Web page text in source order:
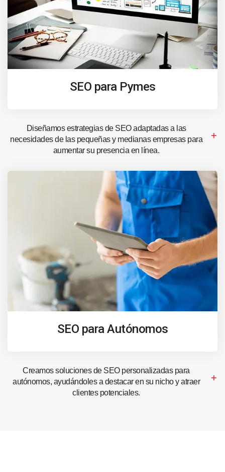
SEO para Pymes
Diseñamos estrategias de SEO adaptadas a las
necesidades de las pequeñas y medianas empresas para
aumentar su presencia en línea.
SEO para Autónomos
Creamos soluciones de SEO personalizadas para
autónomos, ayudándoles a destacar en su nicho y atraer
clientes potenciales.